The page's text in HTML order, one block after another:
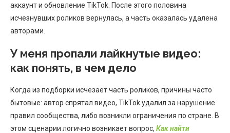
аккаунт и обновление TikTok. После этого половина
исчезнувших роликов вернулась, а часть оказалась удалена
авторами.
У меня пропали лайкнутые видео:
как понять, в чем дело
Когда из подборки исчезает часть роликов, причины часто
бытовые: автор спрятал видео, TikTok удалил за нарушение
правил сообщества, либо возникли ограничения по стране. В
этом сценарии логично возникает вопрос, Как найти